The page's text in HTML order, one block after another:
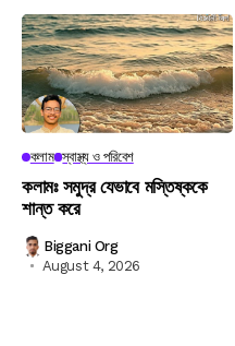
কলাম স্বাস্থ্য ও পরিবেশ
কলামঃ সমুদ্র যেভাবে মস্তিষ্ককে
শান্ত করে
Biggani Org
August 4, 2026